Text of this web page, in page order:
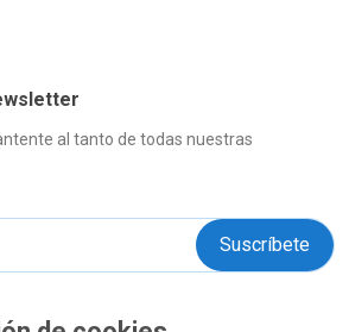
al tanto de todas nuestras